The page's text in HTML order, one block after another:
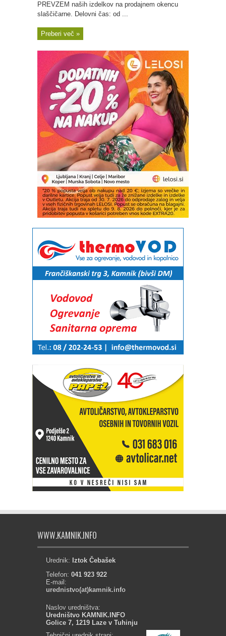
PREVZEM naših izdelkov na prodajnem okencu
slaščičarne. Delovni čas: od ...
Preberi več »
WWW.KAMNIK.INFO
Urednik: Iztok Čebašek
Telefon: 041 923 922
E-mail:
urednistvo(at)kamnik.info
Naslov uredništva:
Uredništvo KAMNIK.INFO
Golice 7, 1219 Laze v Tuhinju